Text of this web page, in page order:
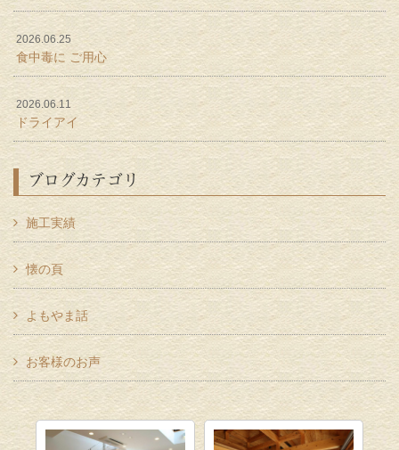
2026.06.25
食中毒に ご用心
2026.06.11
ドライアイ
ブログカテゴリ
施工実績
懐の頁
よもやま話
お客様のお声